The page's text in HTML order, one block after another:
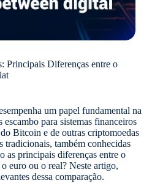
Principais Diferenças entre o
um papel fundamental na
para sistemas financeiros
Bitcoin e de outras criptomoedas
tradicionais, também conhecidas
as principais diferenças entre o
euro ou o real? Neste artigo,
dessa comparação.